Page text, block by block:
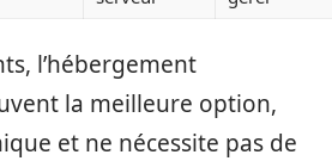
l’hébergement
la meilleure option,
et ne nécessite pas de